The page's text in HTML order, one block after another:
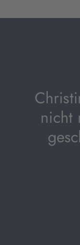
nicht